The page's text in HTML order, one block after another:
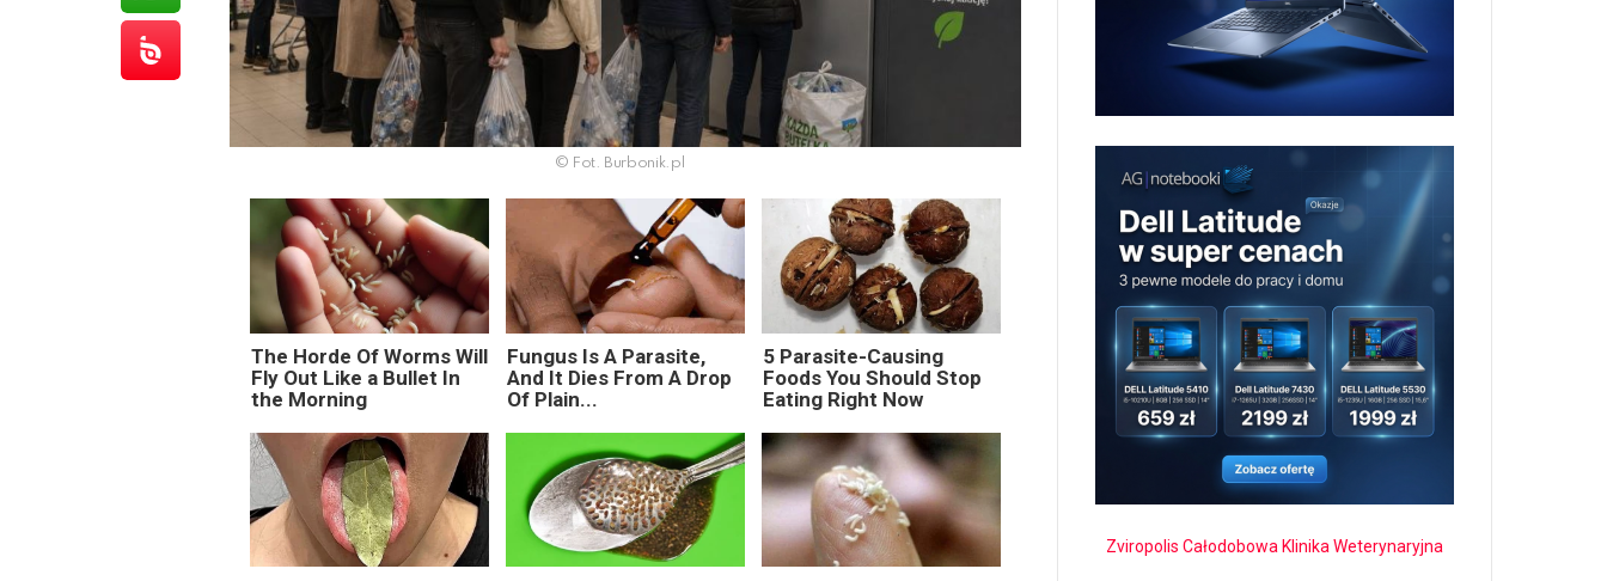
© Fot. Burbonik.pl
The Horde Of Worms Will
Fly Out Like a Bullet In
the Morning
Fungus Is A Parasite,
And It Dies From A Drop
Of Plain...
5 Parasite-Causing
Foods You Should Stop
Eating Right Now
Zviropolis Całodobowa Klinika Weterynaryjna